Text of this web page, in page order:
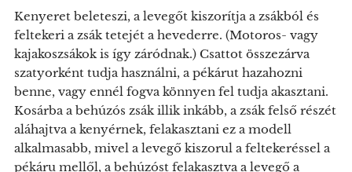
Kenyeret beleteszi, a levegőt kiszorítja a zsákból és
feltekeri a zsák tetejét a hevederre. (Motoros- vagy
kajakoszsákok is így záródnak.) Csattot összezárva
szatyorként tudja használni, a pékárut hazahozni
benne, vagy ennél fogva könnyen fel tudja akasztani.
Kosárba a behúzós zsák illik inkább, a zsák felső részét
aláhajtva a kenyérnek, felakasztani ez a modell
alkalmasabb, mivel a levegő kiszorul a feltekeréssel a
pékáru mellől, a behúzóst felakasztva a levegő a